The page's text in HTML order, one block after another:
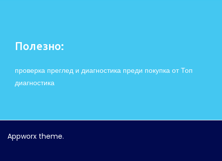
Полезно:
проверка преглед и диагностика преди покупка от Топ
диагностика
Appworx theme.